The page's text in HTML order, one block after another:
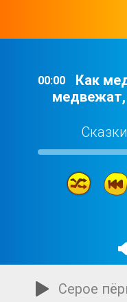
00:00
Как